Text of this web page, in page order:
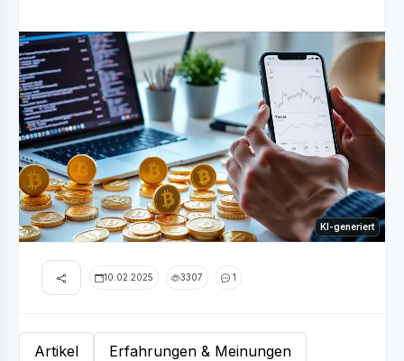
KI-generiert
10.02.2025 3307 1
Artikel Erfahrungen & Meinungen